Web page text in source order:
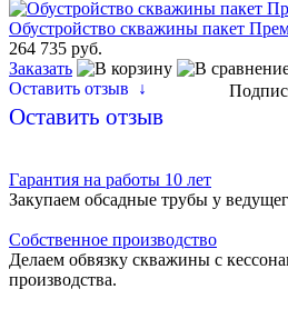
Обустройство скважины пакет
264 735 руб.
Заказать
Оставить отзыв ↓
Оставить отзыв
Гарантия на работы 10 лет
Закупаем обсадные трубы у
Собственное производство
Делаем обвязку скважины с
производства.